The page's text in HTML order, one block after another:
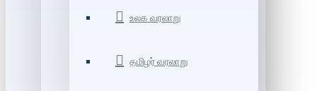
உலக வரலாறு
தமிழர் வரலாறு